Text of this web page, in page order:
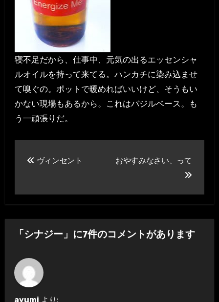
寝不足だから、仕事中、元気の出るエッセンシャ
ルオイルを持って来てる。ハンカチに染み込ませ
て嗅ぐの。ポットで暖めればいいけど、そうもい
かない現場もあるから。これはバジルベース。も
う一頑張りだ。
ゲ
シ
ョ
ヴィンセント おやすみなさい、って
「シナジー」に7件のコメントがあります
ayumi より: